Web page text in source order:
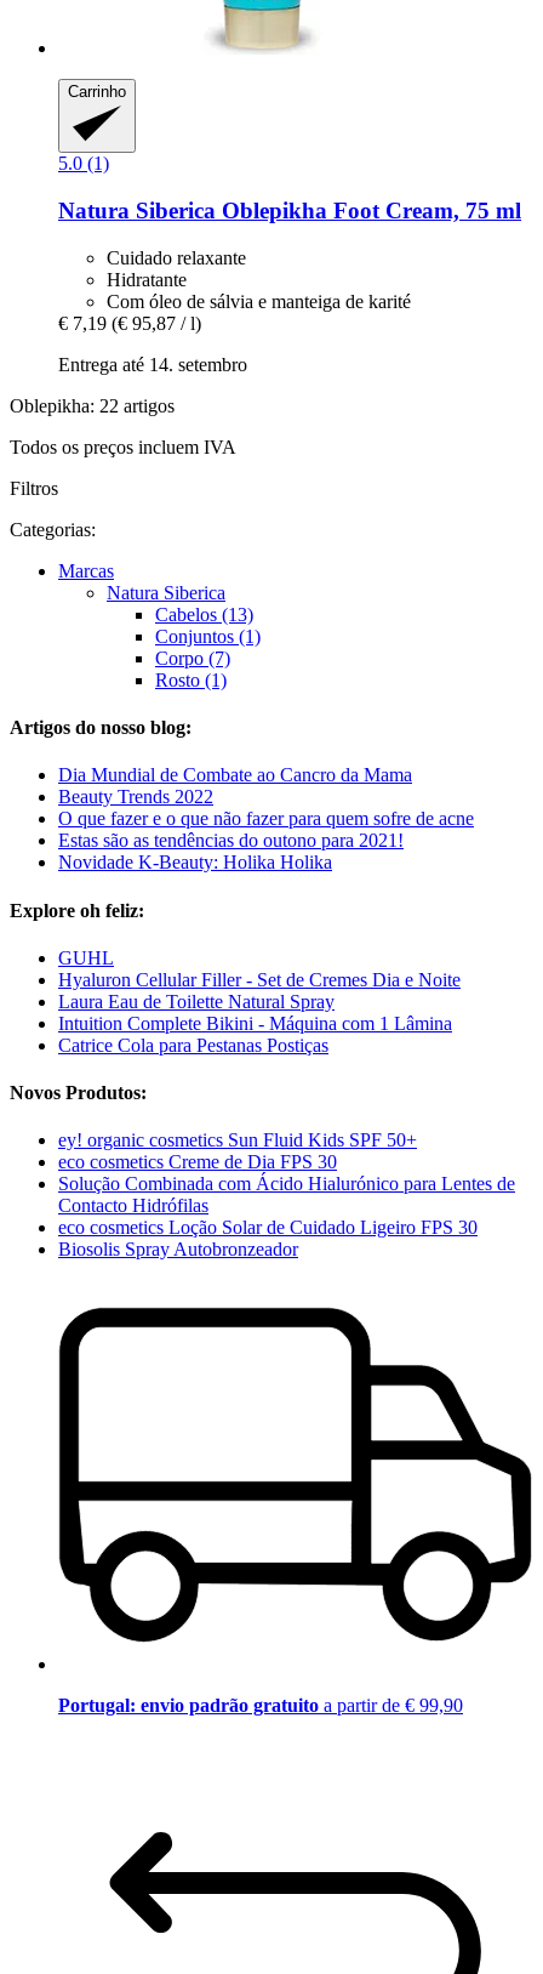
Carrinho
5.0 (1)
Natura Siberica Oblepikha Foot Cream, 75 ml
Cuidado relaxante
Hidratante
Com óleo de sálvia e manteiga de karité
€ 7,19 (€ 95,87 / l)
Entrega até 14. setembro
Oblepikha: 22 artigos
Todos os preços incluem IVA
Filtros
Categorias:
Marcas
Natura Siberica
Cabelos (13)
Conjuntos (1)
Corpo (7)
Rosto (1)
Artigos do nosso blog:
Dia Mundial de Combate ao Cancro da Mama
Beauty Trends 2022
O que fazer e o que não fazer para quem sofre de acne
Estas são as tendências do outono para 2021!
Novidade K-Beauty: Holika Holika
Explore oh feliz:
GUHL
Hyaluron Cellular Filler - Set de Cremes Dia e Noite
Laura Eau de Toilette Natural Spray
Intuition Complete Bikini - Máquina com 1 Lâmina
Catrice Cola para Pestanas Postiças
Novos Produtos:
ey! organic cosmetics Sun Fluid Kids SPF 50+
eco cosmetics Creme de Dia FPS 30
Solução Combinada com Ácido Hialurónico para Lentes de
Contacto Hidrófilas
eco cosmetics Loção Solar de Cuidado Ligeiro FPS 30
Biosolis Spray Autobronzeador
Portugal: envio padrão gratuito a partir de € 99,90